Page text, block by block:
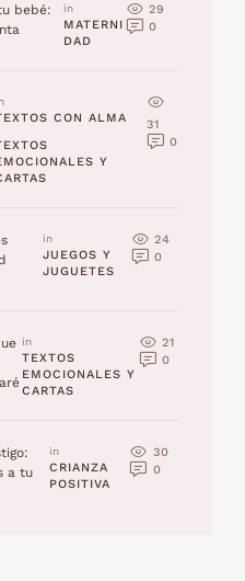
bebé:
in
MATERNI
DAD
29
0
CON ALMA
Y
31
0
in
JUEGOS Y
JUGUETES
24
0
in
TEXTOS
EMOCIONALES Y
CARTAS
21
0
a tu
in
CRIANZA
POSITIVA
30
0